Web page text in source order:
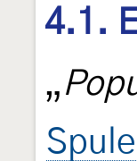
4.1.
„